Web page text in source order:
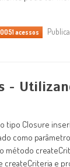
acessos
-
tipo Closure
como
método
createCriteria e